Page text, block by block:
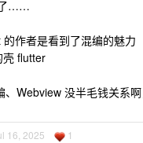
了……
作者是看到了混编的魅力
壳 flutter
、Webview 没半毛钱关系
16, 2025 1